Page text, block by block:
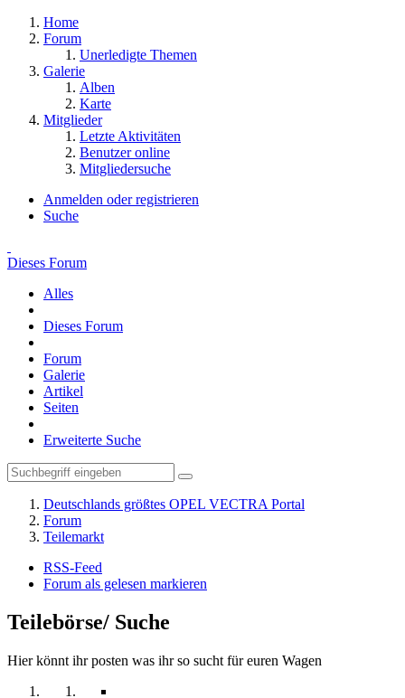
Home
Forum
Unerledigte Themen
Galerie
Alben
Karte
Mitglieder
Letzte Aktivitäten
Benutzer online
Mitgliedersuche
Anmelden oder registrieren
Suche
Dieses Forum
Alles
Dieses Forum
Forum
Galerie
Artikel
Seiten
Erweiterte Suche
Deutschlands größtes OPEL VECTRA Portal
Forum
Teilemarkt
RSS-Feed
Forum als gelesen markieren
Teilebörse/ Suche
Hier könnt ihr posten was ihr so sucht für euren Wagen